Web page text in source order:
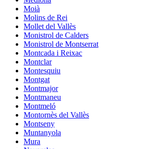
Moià
Molins de Rei
Mollet del Vallès
Monistrol de Calders
Monistrol de Montserrat
Montcada i Reixac
Montclar
Montesquiu
Montgat
Montmajor
Montmaneu
Montmeló
Montornès del Vallès
Montseny
Muntanyola
Mura